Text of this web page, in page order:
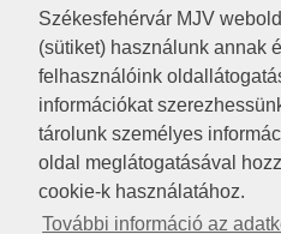
Székesfehérvár MJV
(sütiket) használunk annak
felhasználóink
információkat
tárolunk személyes
oldal meglátogatásával
cookie-k használatához.
További információ az
RSS
A HONLAP 2017.03.31-I
JOGI NYILATKOZAT
IMPRESSZUM